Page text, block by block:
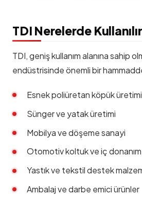
TDI Nerelerde
TDI, geniş kullanım alanına sahip
endüstrisinde önemli bir
Esnek poliüretan köpük üretimi
Sünger ve yatak üretimi
Mobilya ve döşeme sanayi
Otomotiv koltuk ve iç donanım
Yastık ve tekstil destek
Ambalaj ve darbe emici ürünler